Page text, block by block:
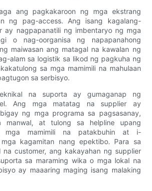
ang pagkakaroon ng mga ekstrang
ng pag-access. Ang isang kagalang-
ay nagpapanatili ng imbentaryo ng mga
o nag-oorganisa ng napapanahong
maiwasan ang matagal na kawalan ng
alam sa logistik sa likod ng pagkuha ng
sa mga mamimili na mahulaan
sa serbisyo.
na suporta ay gumaganap ng
Ang mga matatag na supplier ay
ng mga programa sa pagsasanay,
manwal, at tulong sa helpline upang
mga mamimili na patakbuhin at i-
kagamitan nang epektibo. Para sa
na customer, ang kakayahan ng supplier
sa maraming wika o mga lokal na
ay maaaring maging isang malaking